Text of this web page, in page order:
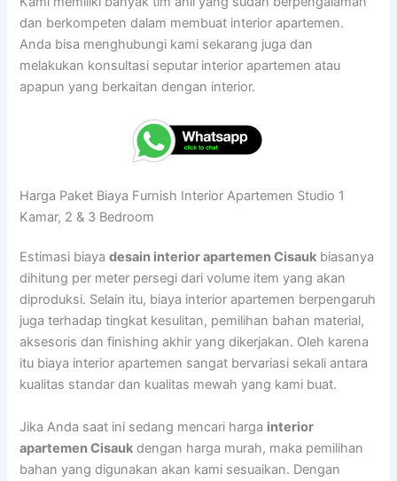
dan berkompeten dalam membuat interior apartemen.
Anda bisa menghubungi kami sekarang juga dan
melakukan konsultasi seputar interior apartemen atau
apapun yang berkaitan dengan interior.
Harga Paket Biaya Furnish Interior Apartemen Studio 1
Kamar, 2 & 3 Bedroom
Estimasi biayadesain interior apartemen Cisauk biasanya
dihitung per meter persegi dari volume item yang akan
diproduksi. Selain itu, biaya interior apartemen berpengaruh
juga terhadap tingkat kesulitan, pemilihan bahan material,
aksesoris dan finishing akhir yang dikerjakan. Oleh karena
itu biaya interior apartemen sangat bervariasi sekali antara
kualitas standar dan kualitas mewah yang kami buat.
Jika Anda saat ini sedang mencari harga interior
apartemen Cisauk dengan harga murah, maka pemilihan
bahan yang digunakan akan kami sesuaikan. Dengan